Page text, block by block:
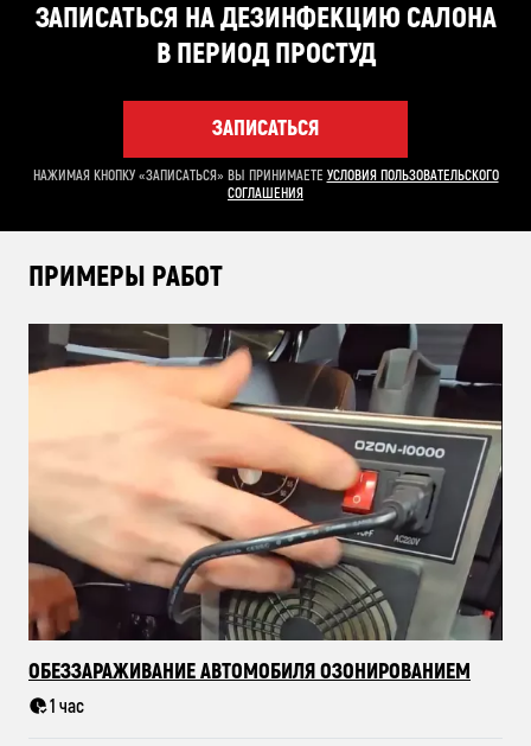
ЗАПИСАТЬСЯ НА ДЕЗИНФЕКЦИЮ САЛОНА
В ПЕРИОД ПРОСТУД
ЗАПИСАТЬСЯ
НАЖИМАЯ КНОПКУ «ЗАПИСАТЬСЯ» ВЫ ПРИНИМАЕТЕ УСЛОВИЯ ПОЛЬЗОВАТЕЛЬСКОГО
СОГЛАШЕНИЯ
ПРИМЕРЫ РАБОТ
ОБЕЗЗАРАЖИВАНИЕ АВТОМОБИЛЯ ОЗОНИРОВАНИЕМ
1 час